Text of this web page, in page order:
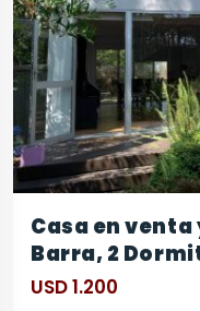
Casa en
Barra, 2
USD 1.200